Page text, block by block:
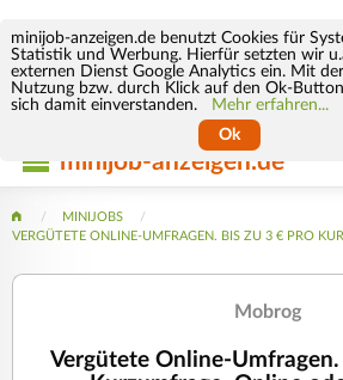
minijob-anzeigen.de benutzt Cookies für
Statistik und Werbung. Hierfür setzten wir
externen Dienst Google Analytics ein. Mit
Nutzung bzw. durch Klick auf den Ok-
sich damit einverstanden.
Mehr erfahren...
Ok
minijob-anzeigen.de
MINIJOBS
VERGÜTETE ONLINE-UMFRAGEN. BIS ZU 3 € PRO
Mobrog
Vergütete Online-